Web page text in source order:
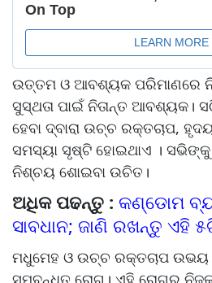
ଉତ୍ତମ ଓ ଆବଶ୍ୟକ ପରିମାଣରେ
ସୁସ୍ଥତା ପାଇଁ ନିତାନ୍ତ ଆବଶ୍ୟକ।
ହେବା ଦ୍ବାରା ଉଚ୍ଚ ରକ୍ତଚାପ,
ସମସ୍ୟା ସୃଷ୍ଟି ହୋଇଥାଏ । ସଭିଙ୍କୁ
ନିଶ୍ଚୟ ଶୋଇବା ଉଚିତ।
ଅଧିକ ପଢନ୍ତୁ : କଣ୍ଡୋମ
ସାବଧାନ; ଜାଣି ରଖନ୍ତୁ ଏହି
ମଧୁମେହ ଓ ଉଚ୍ଚ ରକ୍ତଚାପ ଉଭୟ
ସମ୍ବନ୍ଧିତ ରୋଗ। ଏହି ରୋଗରୁ